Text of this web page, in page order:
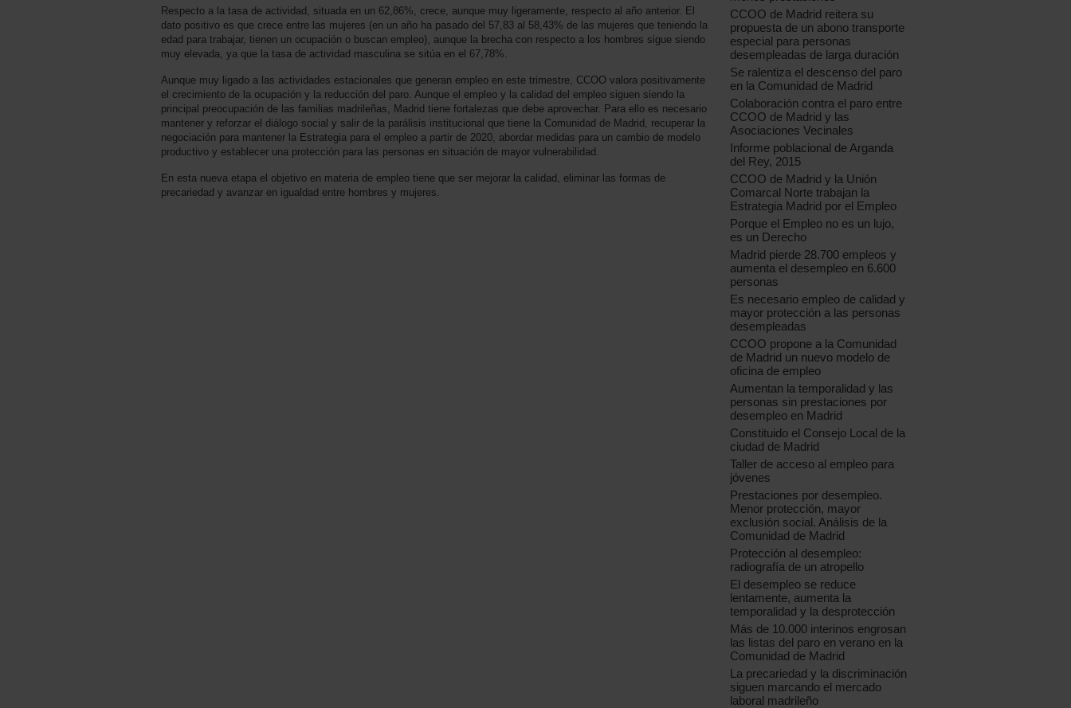
Respecto a la tasa de actividad, situada en un 62,86%, crece, aunque muy ligeramente, respecto al año anterior. El
dato positivo es que crece entre las mujeres (en un año ha pasado del 57,83 al 58,43% de las mujeres que teniendo la
edad para trabajar, tienen un ocupación o buscan empleo), aunque la brecha con respecto a los hombres sigue siendo
muy elevada, ya que la tasa de actividad masculina se sitúa en el 67,78%.
Aunque muy ligado a las actividades estacionales que generan empleo en este trimestre, CCOO valora positivamente
el crecimiento de la ocupación y la reducción del paro. Aunque el empleo y la calidad del empleo siguen siendo la
principal preocupación de las familias madrileñas, Madrid tiene fortalezas que debe aprovechar. Para ello es necesario
mantener y reforzar el diálogo social y salir de la parálisis institucional que tiene la Comunidad de Madrid, recuperar la
negociación para mantener la Estrategia para el empleo a partir de 2020, abordar medidas para un cambio de modelo
productivo y establecer una protección para las personas en situación de mayor vulnerabilidad.
En esta nueva etapa el objetivo en materia de empleo tiene que ser mejorar la calidad, eliminar las formas de
precariedad y avanzar en igualdad entre hombres y mujeres.
CCOO de Madrid reitera su
propuesta de un abono transporte
especial para personas
desempleadas de larga duración
Se ralentiza el descenso del paro
en la Comunidad de Madrid
Colaboración contra el paro entre
CCOO de Madrid y las
Asociaciones Vecinales
Informe poblacional de Arganda
del Rey, 2015
CCOO de Madrid y la Unión
Comarcal Norte trabajan la
Estrategia Madrid por el Empleo
Porque el Empleo no es un lujo,
es un Derecho
Madrid pierde 28.700 empleos y
aumenta el desempleo en 6.600
personas
Es necesario empleo de calidad y
mayor protección a las personas
desempleadas
CCOO propone a la Comunidad
de Madrid un nuevo modelo de
oficina de empleo
Aumentan la temporalidad y las
personas sin prestaciones por
desempleo en Madrid
Constituido el Consejo Local de la
ciudad de Madrid
Taller de acceso al empleo para
jóvenes
Prestaciones por desempleo.
Menor protección, mayor
exclusión social. Análisis de la
Comunidad de Madrid
Protección al desempleo:
radiografía de un atropello
El desempleo se reduce
lentamente, aumenta la
temporalidad y la desprotección
Más de 10.000 interinos engrosan
las listas del paro en verano en la
Comunidad de Madrid
La precariedad y la discriminación
siguen marcando el mercado
laboral madrileño